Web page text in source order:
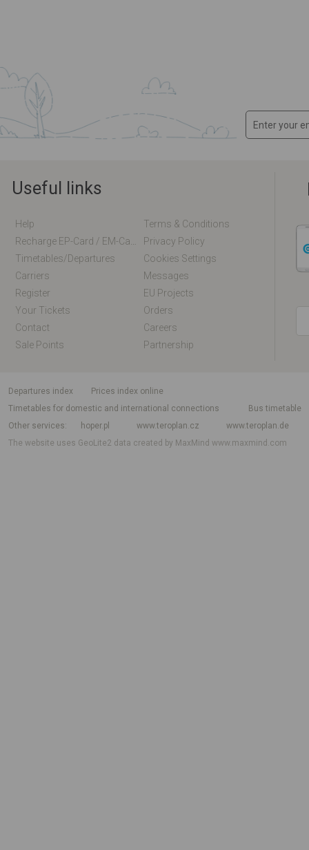
Useful links
Help
Terms & Conditions
Privacy Policy
Timetables/departures
Cookies Settings
Carriers
Messages
Register
EU Projects
Your Tickets
Orders
Contact
Careers
Sale Points
Partnership
departures index
Prices index online
Timetables for domestic and international connections
Bus timetable
Other services
hoper.pl www.teroplan.cz
www.teroplan.de
The website uses GeoLite2 data created by MaxMindwww.maxmind.com